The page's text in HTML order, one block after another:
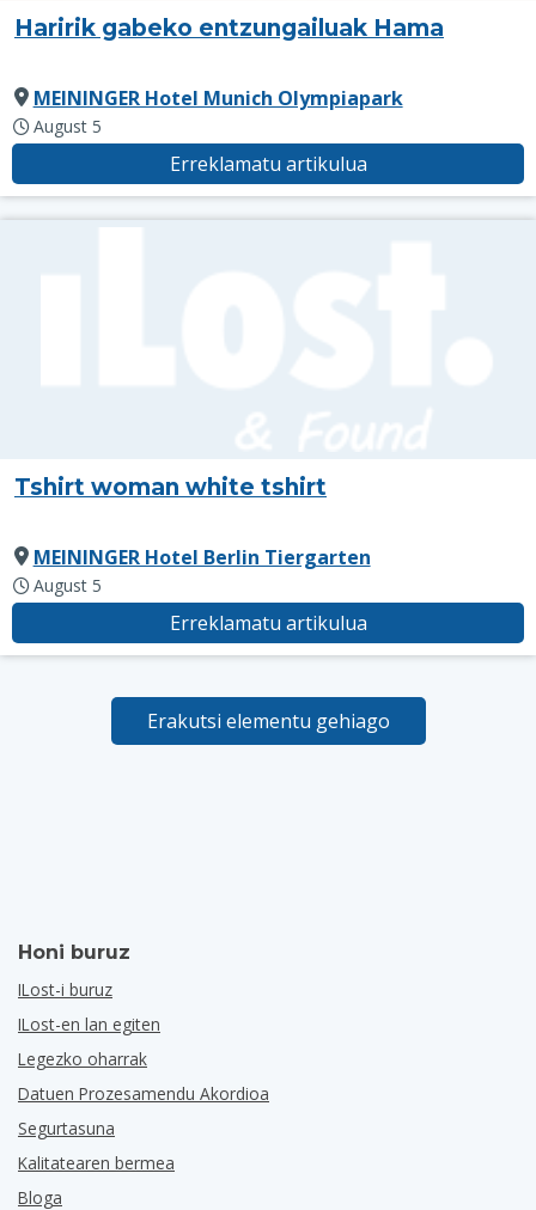
Haririk gabeko entzungailuak Hama
MEININGER Hotel Munich Olympiapark
August 5
Erreklamatu artikulua
Tshirt woman white tshirt
MEININGER Hotel Berlin Tiergarten
August 5
Erreklamatu artikulua
Erakutsi elementu gehiago
Honi buruz
ILost-i buruz
ILost-en lan egiten
Legezko oharrak
Datuen Prozesamendu Akordioa
Segurtasuna
Kalitatearen bermea
Bloga